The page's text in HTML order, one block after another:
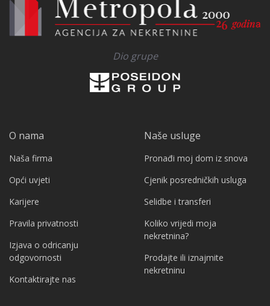
Dio grupe
O nama
Naša firma
Opći uvjeti
Karijere
Pravila privatnosti
Izjava o odricanju
odgovornosti
Kontaktirajte nas
Naše usluge
Pronađi moj dom iz snova
Cjenik posredničkih usluga
Selidbe i transferi
Koliko vrijedi moja
nekretnina?
Prodajte ili iznajmite
nekretninu